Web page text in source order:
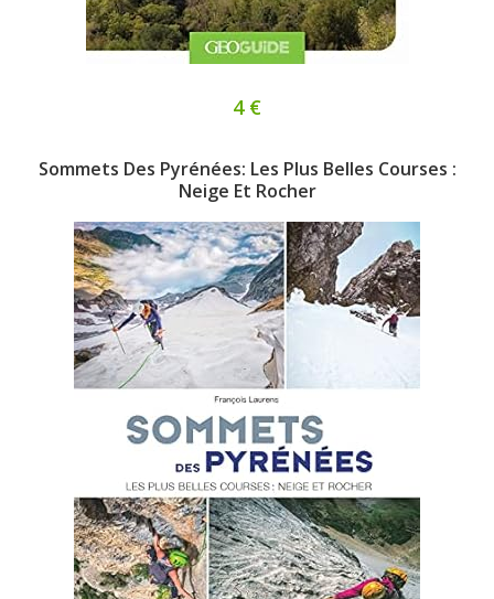
4 €
Sommets Des Pyrénées: Les Plus Belles Courses :
Neige Et Rocher